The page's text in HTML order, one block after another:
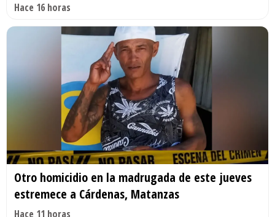
Hace 16 horas
Otro homicidio en la madrugada de este jueves
estremece a Cárdenas, Matanzas
Hace 11 horas